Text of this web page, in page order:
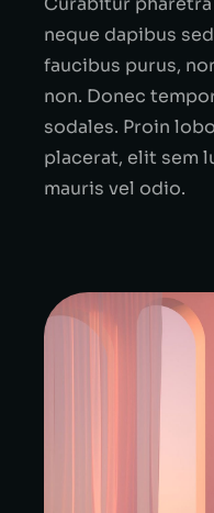
neque dapibus
faucibus purus,
non. Donec
sodales. Proin
placerat, elit sem
mauris vel odio.